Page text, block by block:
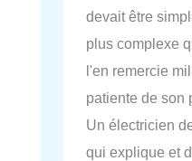
devait être
plus complexe
l'en remercie
patiente de son
Un électricien
qui explique et